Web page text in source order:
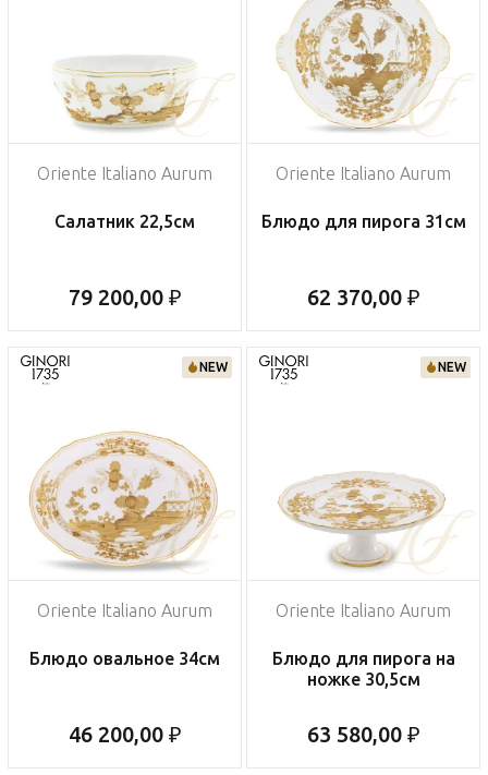
Oriente Italiano Aurum
Салатник 22,5см
79 200,00 ₽
Oriente Italiano Aurum
Блюдо для пирога 31см
62 370,00 ₽
NEW
Oriente Italiano Aurum
Блюдо овальное 34см
46 200,00 ₽
NEW
Oriente Italiano Aurum
Блюдо для пирога на
ножке 30,5см
63 580,00 ₽